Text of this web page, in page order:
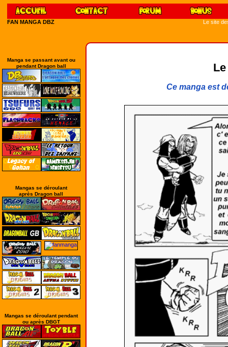
FAN MANGA DBZ Le site
Manga se passant avant ou
pendant Dragon ball
Mangas se déroulant
après Dragon ball
Mangas se déroulant pendant
ou après DBGT
Ce manga est